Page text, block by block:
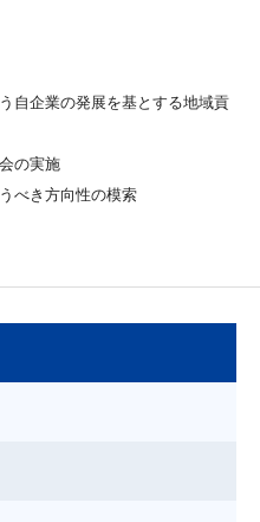
自企業の発展を基とする地域貢
の実施
べき方向性の模索